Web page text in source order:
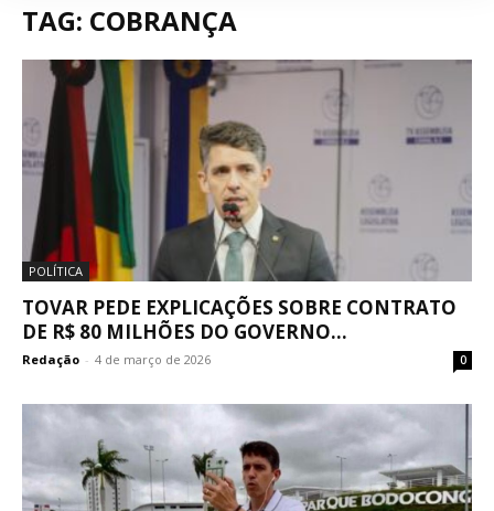
TAG: COBRANÇA
POLÍTICA
TOVAR PEDE EXPLICAÇÕES SOBRE CONTRATO
DE R$ 80 MILHÕES DO GOVERNO...
Redação - 4 de março de 2026 0